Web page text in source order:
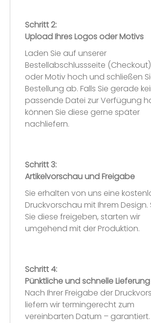
Schritt 2:
Upload Ihres Logos oder Motivs
Laden Sie auf unserer
Bestellabschlussseite
oder Motiv hoch und schließen
Bestellung ab. Falls Sie gerade
passende Datei zur Verfügung
können Sie diese gerne später
nachliefern.
Schritt 3:
Artikelvorschau und Freigabe
Sie erhalten von uns eine
Druckvorschau mit Ihrem
Sie diese freigeben, starten wir
umgehend mit der Produktion.
Schritt 4:
Pünktliche und schnelle Lieferung
Nach Ihrer Freigabe der
liefern wir termingerecht zum
vereinbarten Datum – garantiert.